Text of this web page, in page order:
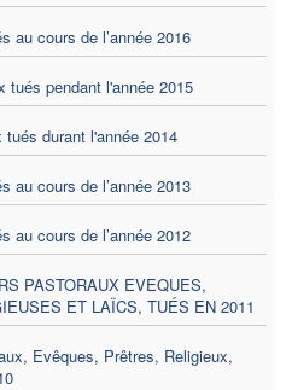
au cours de l’année 2016
tués pendant l'année 2015
durant l'année 2014
au cours de l’année 2013
au cours de l’année 2012
PASTORAUX EVEQUES,
ET LAÏCS, TUÉS EN 2011
Evêques, Prêtres, Religieux,